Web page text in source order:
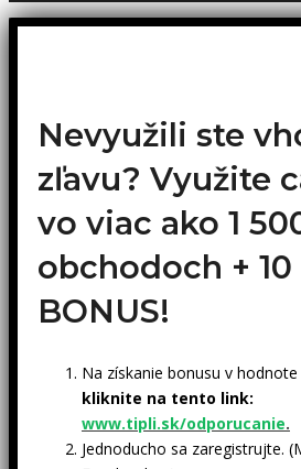
Nevyužili ste
zľavu? Využite
vo viac ako 1
obchodoch +
BONUS!
Na získanie bonusu v
kliknite na tento link:
www.tipli.sk/odporucanie.
Jednoducho sa zaregistrujte.